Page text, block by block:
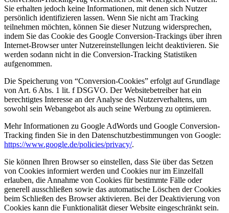
Sie erhalten jedoch keine Informationen, mit denen sich Nutzer
persönlich identifizieren lassen. Wenn Sie nicht am Tracking
teilnehmen möchten, können Sie dieser Nutzung widersprechen,
indem Sie das Cookie des Google Conversion-Trackings über ihren
Internet-Browser unter Nutzereinstellungen leicht deaktivieren. Sie
werden sodann nicht in die Conversion-Tracking Statistiken
aufgenommen.
Die Speicherung von “Conversion-Cookies” erfolgt auf Grundlage
von Art. 6 Abs. 1 lit. f DSGVO. Der Websitebetreiber hat ein
berechtigtes Interesse an der Analyse des Nutzerverhaltens, um
sowohl sein Webangebot als auch seine Werbung zu optimieren.
Mehr Informationen zu Google AdWords und Google Conversion-
Tracking finden Sie in den Datenschutzbestimmungen von Google:
https://www.google.de/policies/privacy/.
Sie können Ihren Browser so einstellen, dass Sie über das Setzen
von Cookies informiert werden und Cookies nur im Einzelfall
erlauben, die Annahme von Cookies für bestimmte Fälle oder
generell ausschließen sowie das automatische Löschen der Cookies
beim Schließen des Browser aktivieren. Bei der Deaktivierung von
Cookies kann die Funktionalität dieser Website eingeschränkt sein.